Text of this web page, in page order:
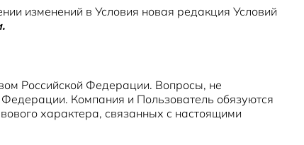
изменений в Условия новая редакция Условий
Российской Федерации. Вопросы, не
Компания и Пользователь обязуются
характера, связанных с настоящими